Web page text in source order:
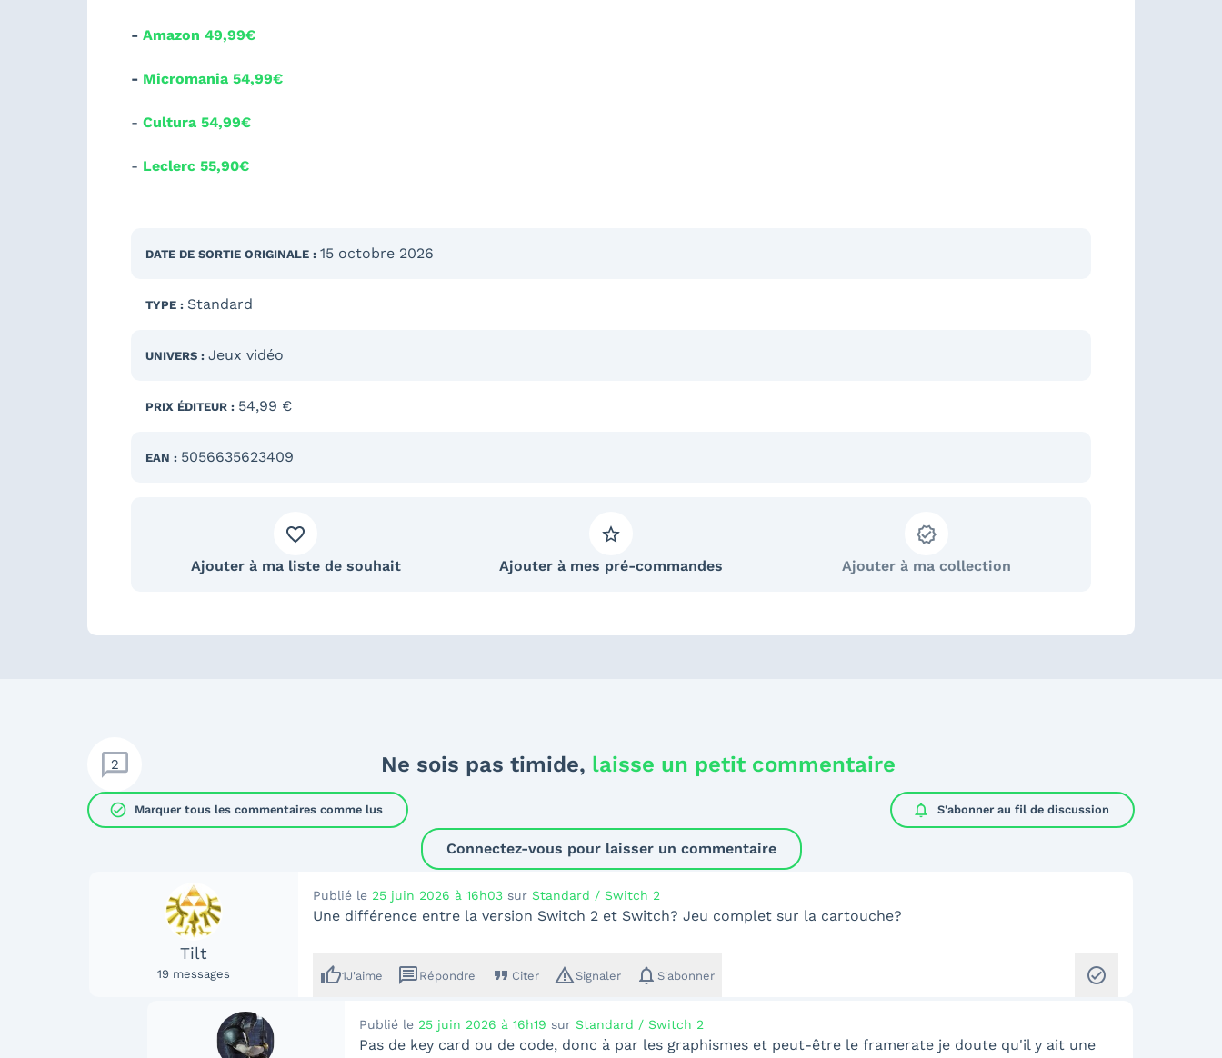
- Amazon 49,99€
- Micromania 54,99€
- Cultura 54,99€
- Leclerc 55,90€
DATE DE SORTIE ORIGINALE : 15 octobre 2026
TYPE : Standard
UNIVERS : Jeux vidéo
PRIX ÉDITEUR : 54,99 €
EAN : 5056635623409
Ajouter à ma liste de souhait Ajouter à mes pré-commandes Ajouter à ma collection
2 Ne sois pas timide, laisse un petit commentaire
check_circle Marquer tous les commentaires comme lus notifications S'abonner au fil de discussion
Connectez-vous pour laisser un commentaire
Tilt
19 messages
Publié le 25 juin 2026 à 16h03sur Standard / Switch 2
Une différence entre la version Switch 2 et Switch? Jeu complet sur la cartouche?
thumb_up1J'aime message Répondre format_quote Citer warning_amberSignaler notifications S'abonner check_circle
Publié le 25 juin 2026 à 16h19 sur Standard / Switch 2
Pas de key card ou de code, donc à par les graphismes et peut-être le framerate je doute qu'il y ait une